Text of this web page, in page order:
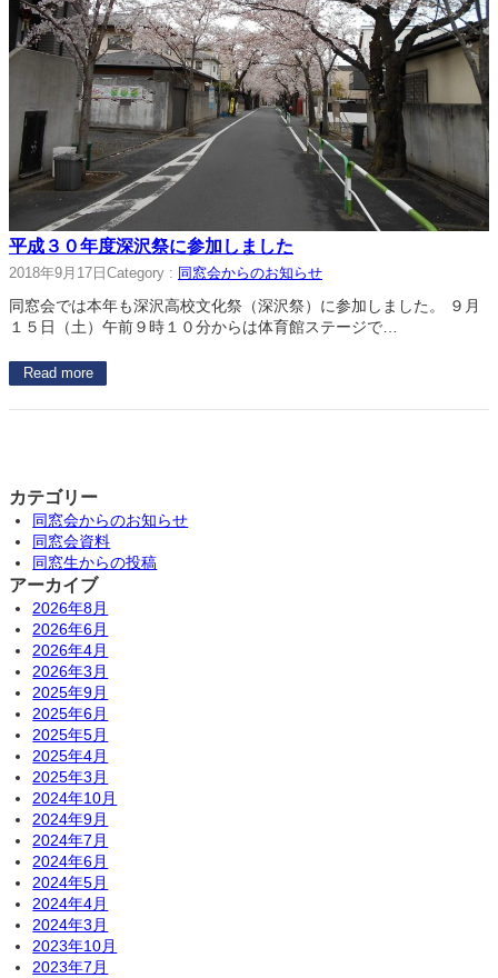
平成３０年度深沢祭に参加しました
2018年9月17日 Category : 同窓会からのお知らせ
同窓会では本年も深沢高校文化祭（深沢祭）に参加しました。 ９月
１５日（土）午前９時１０分からは体育館ステージで…
Read more
カテゴリー
同窓会からのお知らせ
同窓会資料
同窓生からの投稿
アーカイブ
2026年8月
2026年6月
2026年4月
2026年3月
2025年9月
2025年6月
2025年5月
2025年4月
2025年3月
2024年10月
2024年9月
2024年7月
2024年6月
2024年5月
2024年4月
2024年3月
2023年10月
2023年7月